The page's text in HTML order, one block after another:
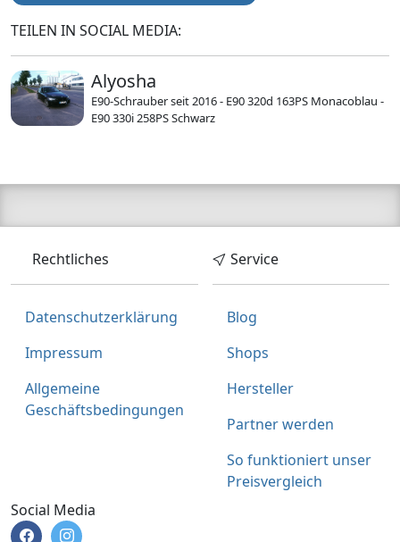
TEILEN IN SOCIAL MEDIA:
Alyosha
E90‑Schrauber seit 2016 - E90 320d 163PS Monacoblau -
E90 330i 258PS Schwarz
Rechtliches
Datenschutzerklärung
Impressum
Allgemeine
Geschäftsbedingungen
Service
Blog
Shops
Hersteller
Partner werden
So funktioniert unser
Preisvergleich
Social Media